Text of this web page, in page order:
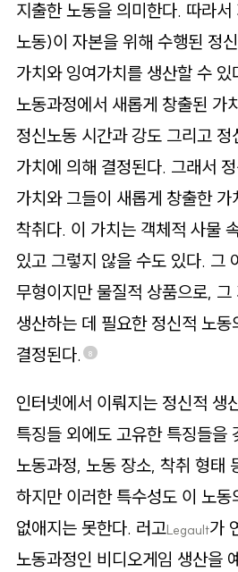
지출한 노동을 의미한다. 따라
노동)이 자본을 위해 수행된 정
가치와 잉여가치를 생산할 수
노동과정에서 새롭게 창출된 가
정신노동 시간과 강도 그리고
가치에 의해 결정된다. 그래서
가치와 그들이 새롭게 창출한
착취다. 이 가치는 객체적 사물
있고 그렇지 않을 수도 있다. 그
무형이지만 물질적 상품으로, 그
생산하는 데 필요한 정신적 노동
결정된다.
8
인터넷에서 이뤄지는 정신적 생
특징들 외에도 고유한 특징들을
노동과정, 노동 장소, 착취 형태
하지만 이러한 특수성도 이 노
없애지는 못한다. 러고Legault가
노동과정인 비디오게임 생산을